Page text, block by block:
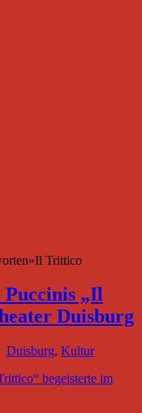
»Il Trittico
Puccinis „Il
Duisburg
Duisburg, Kultur